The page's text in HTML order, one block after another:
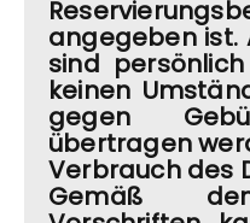
angegeben ist.
sind
keinen
gegen
übertragen
Verbrauch des
Gemäß